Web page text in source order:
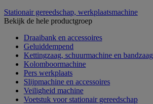
Stationair gereedschap, werkplaatsmachine
Bekijk de hele productgroep
Draaibank en accessoires
Geluiddempend
Kettingzaag, schuurmachine en bandzaag
Kolomboormachine
Pers werkplaats
Slijpmachine en accessoires
Veiligheid machine
Voetstuk voor stationair gereedschap